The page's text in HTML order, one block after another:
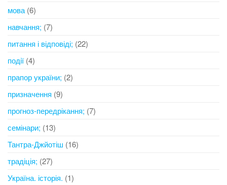
мова(6)
навчання; (7)
питання і відповіді; (22)
події (4)
прапор україни; (2)
призначення (9)
прогноз-передрікання; (7)
семінари; (13)
Тантра-Джйотіш (16)
традіція; (27)
Україна. історія. (1)